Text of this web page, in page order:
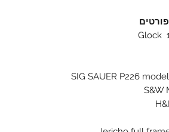
Glock
SIG SAUER P226
S&W